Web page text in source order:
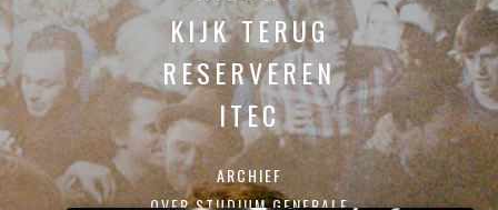
KIJK TERUG
RESERVEREN
ITEC
ARCHIEF
OVER STUDIUM GENERALE